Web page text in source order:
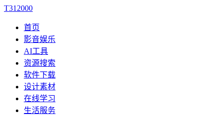
T312000
首页
影音娱乐
AI工具
资源搜索
软件下载
设计素材
在线学习
生活服务